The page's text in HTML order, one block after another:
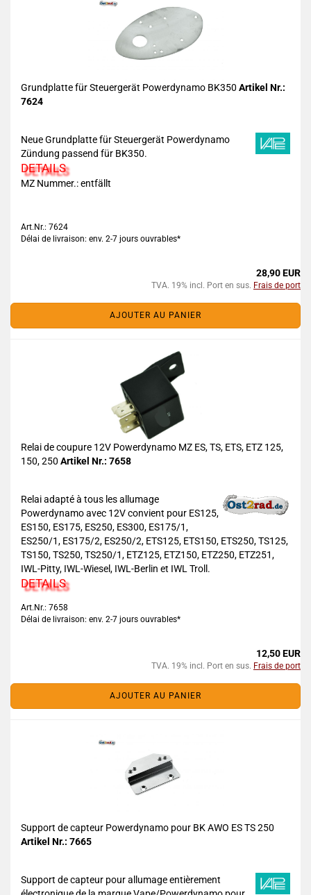
Grundplatte für Steuergerät Powerdynamo BK350 Artikel Nr.:
7624
Neue Grundplatte für Steuergerät Powerdynamo
Zündung passend für BK350.
DETAILS
MZ Nummer.: entfällt
Art.Nr.: 7624
Délai de livraison: env. 2-7 jours ouvrables*
28,90 EUR
TVA. 19% incl. Port en sus. Frais de port
AJOUTER AU PANIER
Relai de coupure 12V Powerdynamo MZ ES, TS, ETS, ETZ 125,
150, 250 Artikel Nr.: 7658
Relai adapté à tous les allumage
Powerdynamo avec 12V convient pour ES125,
ES150, ES175, ES250, ES300, ES175/1,
ES250/1, ES175/2, ES250/2, ETS125, ETS150, ETS250, TS125,
TS150, TS250, TS250/1, ETZ125, ETZ150, ETZ250, ETZ251,
IWL-Pitty, IWL-Wiesel, IWL-Berlin et IWL Troll.
DETAILS
Art.Nr.: 7658
Délai de livraison: env. 2-7 jours ouvrables*
12,50 EUR
TVA. 19% incl. Port en sus. Frais de port
AJOUTER AU PANIER
Support de capteur Powerdynamo pour BK AWO ES TS 250
Artikel Nr.: 7665
Support de capteur pour allumage entièrement